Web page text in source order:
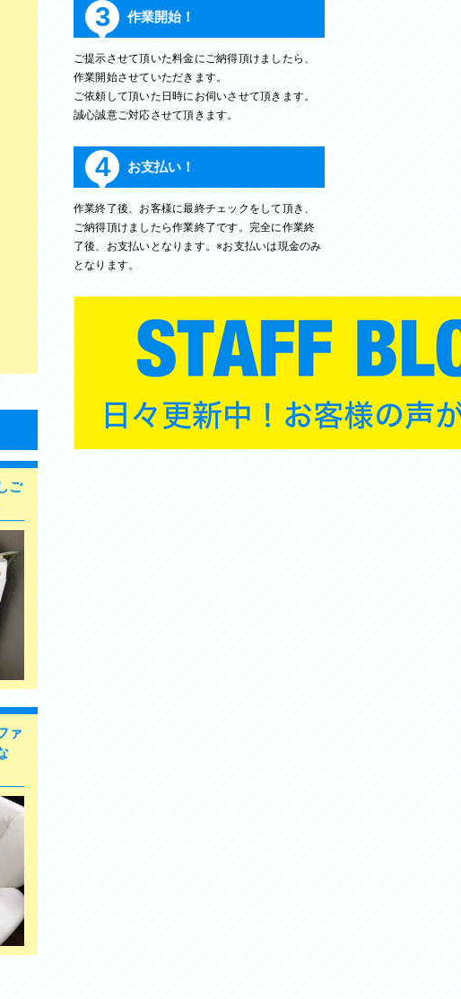
ご
ァ
3 作業開始！
ご提示させて頂いた料金にご納得頂けましたら、
作業開始させていただきます。
ご依頼して頂いた日時にお伺いさせて頂きます。
誠心誠意ご対応させて頂きます。
4 お支払い！
作業終了後、お客様に最終チェックをして頂き、
ご納得頂けましたら作業終了です。完全に作業終
了後、お支払いとなります。※お支払いは現金のみ
となります。